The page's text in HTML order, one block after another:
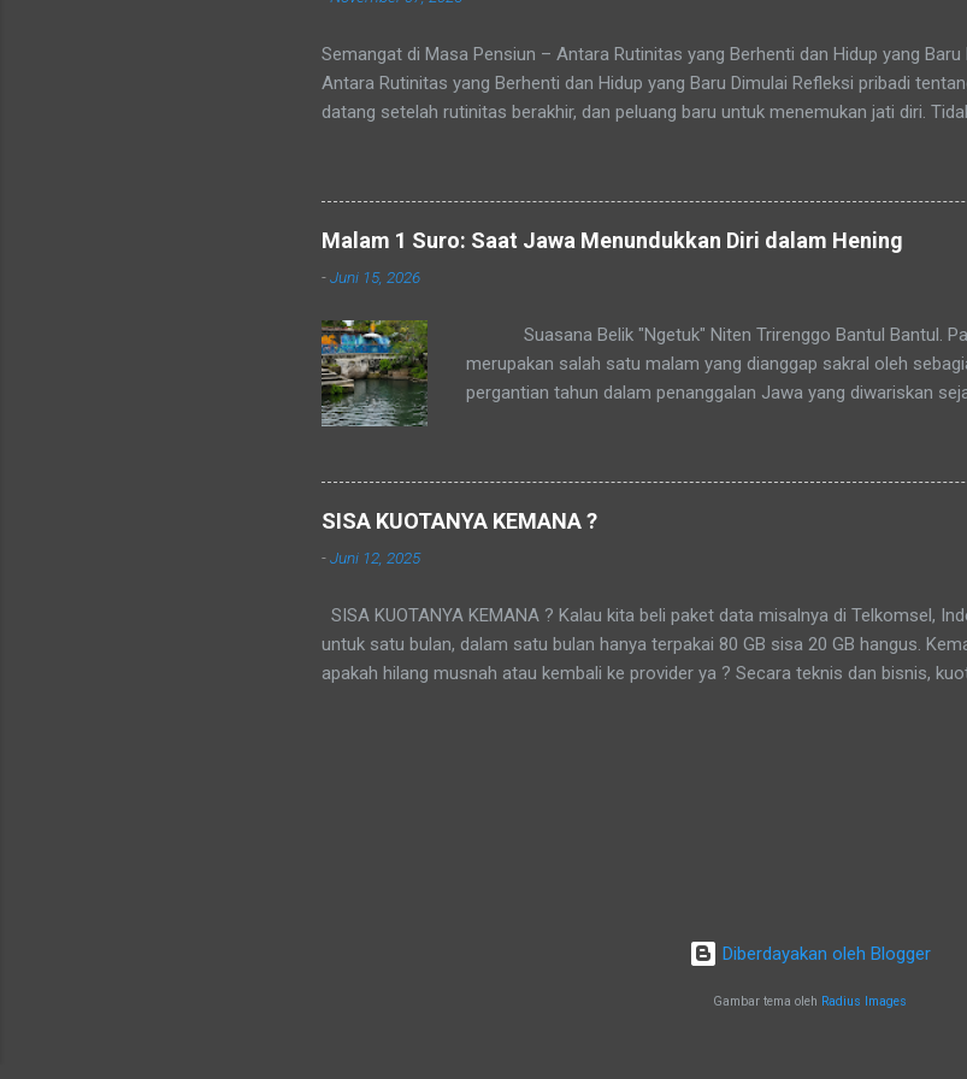
Semangat di Masa Pensiun – Antara Rutinitas yang Berhenti dan Hidup yang Baru
Antara Rutinitas yang Berhenti dan Hidup yang Baru Dimulai Refleksi pribadi
datang setelah rutinitas berakhir, dan peluang baru untuk menemukan jati diri.
sejatinya baru dimulai. Baca juga: Jasa Pembuatan Website sederhana untuk
pukulan mental bagi banyak pegawai atau pejabat. Pensiun datang seiring
setiap orang sudah tahu kapan waktunya tiba. Pensiun atau purna tugas adalah
Ia bukan sekadar pemutusan hubungan kerja, tetapi proses alamiah untuk
da...
Malam 1 Suro: Saat Jawa Menundukkan Diri dalam Hening
-Juni 15, 2026
Suasana Belik "Ngetuk" Niten Trirenggo Bantul Bantul.
merupakan salah satu malam yang dianggap sakral oleh
pergantian tahun dalam penanggalan Jawa yang diwariskan
introspeksi, tirakat, dan mendekatkan diri kepada Tuhan Yang
Yogyakarta dan sekitarnya, terdapat tradisi yang masih lestari
semuanya memiliki tujuan yang hampir sama, yaitu
SISA KUOTANYA KEMANA ?
-Juni 12, 2025
SISA KUOTANYA KEMANA ? Kalau kita beli paket data misalnya di Telkomsel,
untuk satu bulan, dalam satu bulan hanya terpakai 80 GB sisa 20 GB hangus.
apakah hilang musnah atau kembali ke provider ya ? Secara teknis dan bisnis,
"berlalu." Tapi, tidak benar-benar musnah secara fisik (karena kuota itu
Diberdayakan oleh Blogger
Gambar tema oleh Radius Images